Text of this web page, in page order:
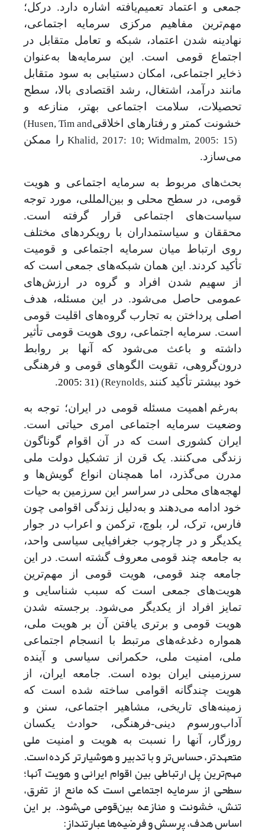
جمعی و اعتماد تعمیم‌یافته اشاره دارد. درکل؛
مهم‌ترین مفاهیم مرکزی سرمایه اجتماعی،
نهادینه شدن اعتماد، شبکه و تعامل متقابل در
اجتماع قومی است. این سرمایه‌ها به‌عنوان
ذخایر اجتماعی، امکان دستیابی به سود متقابل
مانند درآمد، اشتغال، رشد اقتصادی بالا، سطح
تحصیلات، سلامت اجتماعی بهتر، منازعه و
خشونت کمتر و رفتارهای اخلاقی(Husen, Tim and
Khalid, 2017: 10; Widmalm, 2005: 15) را ممکن
می‌سازد.
بحث‌های مربوط به سرمایه اجتماعی و هویت
قومی، در سطح محلی و بین‌المللی، مورد توجه
سیاست‌های اجتماعی قرار گرفته است.
محققان و سیاستمداران با رویکردهای مختلف
روی ارتباط میان سرمایه اجتماعی و قومیت
تأکید کردند. این همان شبکه‌های جمعی است که
از سهیم شدن افراد و گروه در ارزش‌های
عمومی حاصل می‌شود. در این مسئله، هدف
اصلی پرداختن به تجارب گروه‌های اقلیت قومی
است. سرمایه اجتماعی، روی هویت قومی تأثیر
داشته و باعث می‌شود که آنها بر روابط
درون‌گروهی، تقویت الگوهای قومی و فرهنگی
خود بیشتر تأکید کنند (Reynolds,
2005: 31)
.
به‌رغم اهمیت مسئله قومی در ایران؛ توجه به
وضعیت سرمایه اجتماعی امری حیاتی است.
ایران کشوری است که در آن اقوام گوناگون
زندگی می‌کنند. یک قرن از تشکیل دولت ملی
مدرن می‌گذرد، اما همچنان انواع گویش‌ها و
لهجه‌های محلی در سراسر این سرزمین به حیات
خود ادامه می‌دهند و بهدلیل زندگی اقوامی چون
فارس، ترک، لر، بلوچ، ترکمن و اعراب در جوار
یکدیگر و در چارچوب جغرافیایی سیاسی واحد،
به جامعه چند قومی معروف گشته ‌است. در این
جامعه چند قومی، هویت قومی از مهم‌ترین
هویت‌های جمعی است که سبب شناسایی و
تمایز افراد از یکدیگر می‌شود. برجسته شدن
هویت قومی و برتری یافتن آن بر هویت ملی،
همواره دغدغه‌های مرتبط با انسجام اجتماعی
ملی، امنیت ملی، حکمرانی سیاسی و آینده
سرزمینی ایران بوده است. جامعه ایران، از
هویت چندگانه اقوامی ساخته ‌شده است که
زمینه‌های تاریخی، مشاهیر اجتماعی، سنن و
آداب‌ورسوم دینی-فرهنگی، حوادث یکسان
روزگار، آنها را نسبت به هویت و امنیت ملی
متعهدتر، حساس‌تر و با تدبیر و هوشیارتر کرده ‌است.
مهم‌ترین پل ارتباطی بین اقوام ایرانی و هویت آنها؛
سطحی از سرمایه اجتماعی است که مانع از تفرق،
تنش، خشونت و منازعه بین‌قومی می‌شود. بر این
اساس هدف، پرسش و فرضیه‌ها عبارتنداز: